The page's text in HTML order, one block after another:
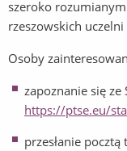
szeroko
rzeszowskich uczelni
Osoby
zapoznanie się ze
https://ptse.eu/
przesłanie